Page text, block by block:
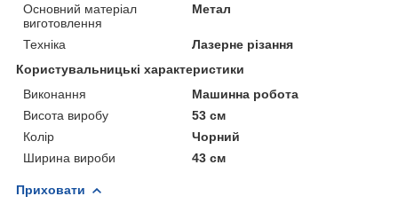
Основний матеріал
виготовлення
Метал
Техніка
Лазерне різання
Користувальницькі характеристики
Виконання
Машинна робота
Висота виробу
53 см
Колір
Чорний
Ширина вироби
43 см
Приховати